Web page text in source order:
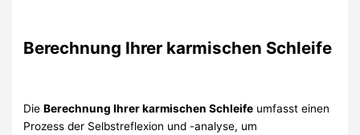
Berechnung Ihrer karmischen Schleife
DieBerechnung Ihrer karmischen Schleife umfasst einen
Prozess der Selbstreflexion und -analyse, um